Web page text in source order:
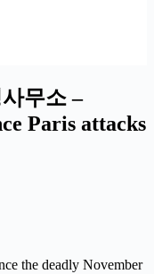
무소 –
Paris attacks
the deadly November